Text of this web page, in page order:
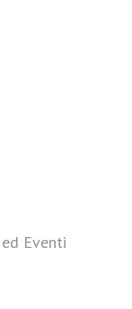
Eventi